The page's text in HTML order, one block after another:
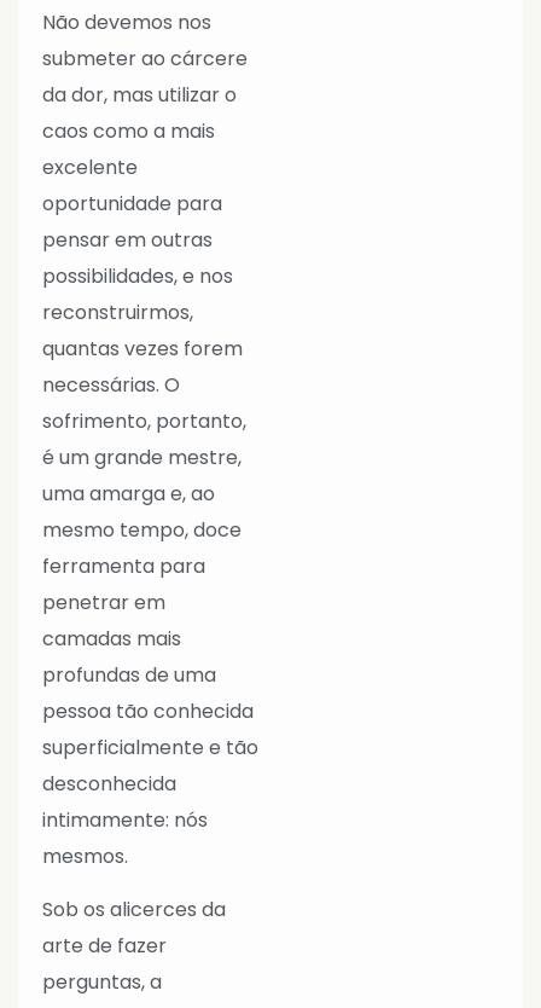
Não devemos nos
submeter ao cárcere
da dor, mas utilizar o
caos como a mais
excelente
oportunidade para
pensar em outras
possibilidades, e nos
reconstruirmos,
quantas vezes forem
necessárias. O
sofrimento, portanto,
é um grande mestre,
uma amarga e, ao
mesmo tempo, doce
ferramenta para
penetrar em
camadas mais
profundas de uma
pessoa tão conhecida
superficialmente e tão
desconhecida
intimamente: nós
mesmos.
Sob os alicerces da
arte de fazer
perguntas, a